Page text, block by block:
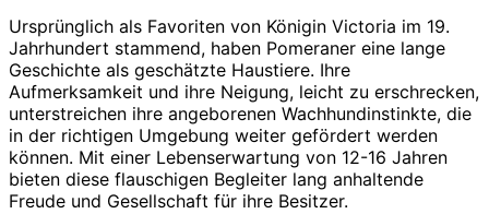
Ursprünglich als Favoriten von Königin Victoria im 19.
Jahrhundert stammend, haben Pomeraner eine lange
Geschichte als geschätzte Haustiere. Ihre
Aufmerksamkeit und ihre Neigung, leicht zu erschrecken,
unterstreichen ihre angeborenen Wachhundinstinkte, die
in der richtigen Umgebung weiter gefördert werden
können. Mit einer Lebenserwartung von 12-16 Jahren
bieten diese flauschigen Begleiter lang anhaltende
Freude und Gesellschaft für ihre Besitzer.